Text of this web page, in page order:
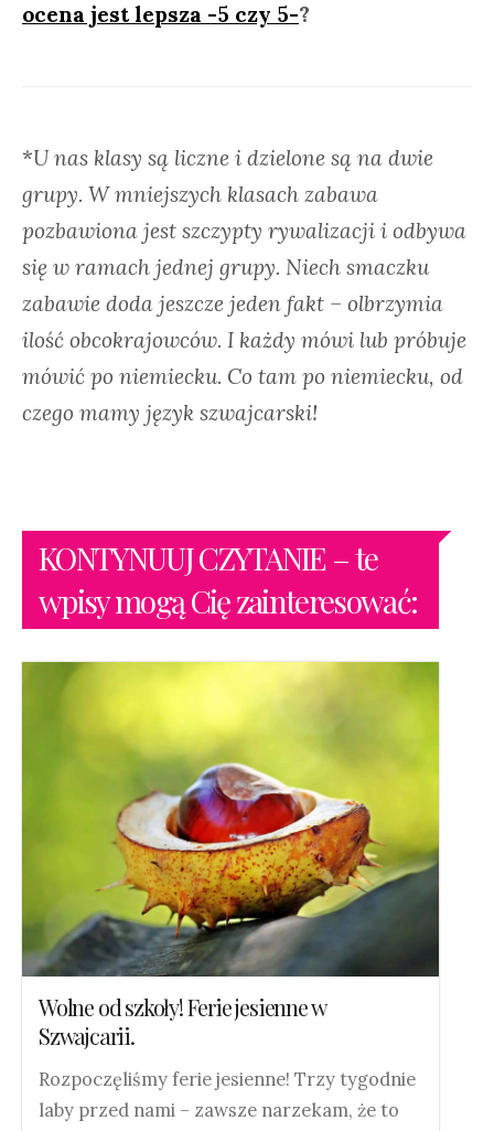
ocena jest lepsza -5 czy 5-?
*U nas klasy są liczne i dzielone są na dwie
grupy. W mniejszych klasach zabawa
pozbawiona jest szczypty rywalizacji i odbywa
się w ramach jednej grupy. Niech smaczku
zabawie doda jeszcze jeden fakt – olbrzymia
ilość obcokrajowców. I każdy mówi lub próbuje
mówić po niemiecku. Co tam po niemiecku, od
czego mamy język szwajcarski!
KONTYNUUJ CZYTANIE – te
wpisy mogą Cię zainteresować:
Wolne od szkoły! Ferie jesienne w
Szwajcarii.
Rozpoczęliśmy ferie jesienne! Trzy tygodnie
laby przed nami – zawsze narzekam, że to